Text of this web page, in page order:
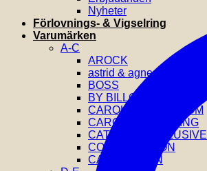
Nyheter
Förlovnings- & Vigselring
Varumärken
A-C
AROCK
astrid & agnes
BOSS
BY BILLGREN
CAROLINE SVEDBOM
CAROLINA GYNNING
CATWALK EXCLUSIVE
COEUR DE LION
CALVIN KLEIN